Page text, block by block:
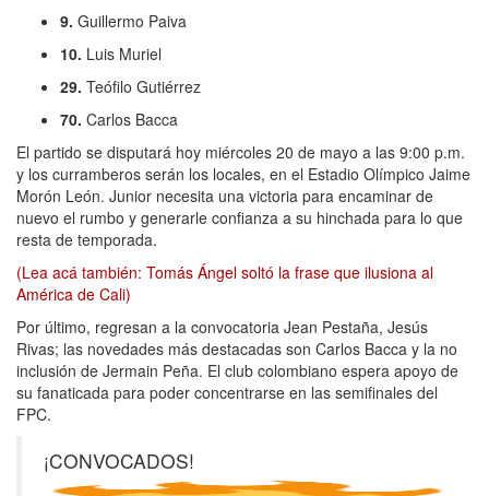
9. Guillermo Paiva
10. Luis Muriel
29. Teófilo Gutiérrez
70. Carlos Bacca
El partido se disputará hoy miércoles 20 de mayo a las 9:00 p.m.
y los curramberos serán los locales, en el Estadio Olímpico Jaime
Morón León. Junior necesita una victoria para encaminar de
nuevo el rumbo y generarle confianza a su hinchada para lo que
resta de temporada.
(Lea acá también: Tomás Ángel soltó la frase que ilusiona al
América de Cali)
Por último, regresan a la convocatoria Jean Pestaña, Jesús
Rivas; las novedades más destacadas son Carlos Bacca y la no
inclusión de Jermain Peña. El club colombiano espera apoyo de
su fanaticada para poder concentrarse en las semifinales del
FPC.
¡CONVOCADOS!